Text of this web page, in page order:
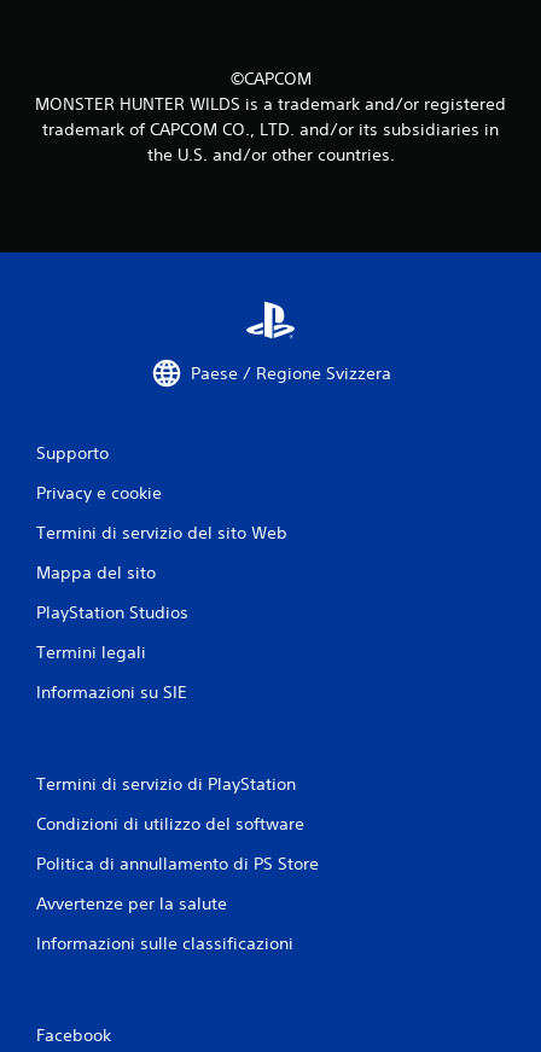
©CAPCOM
MONSTER HUNTER WILDS is a trademark and/or registered
trademark of CAPCOM CO., LTD. and/or its subsidiaries in
the U.S. and/or other countries.
Paese / Regione Svizzera
Supporto
Privacy e cookie
Termini di servizio del sito Web
Mappa del sito
PlayStation Studios
Termini legali
Informazioni su SIE
Termini di servizio di PlayStation
Condizioni di utilizzo del software
Politica di annullamento di PS Store
Avvertenze per la salute
Informazioni sulle classificazioni
Facebook